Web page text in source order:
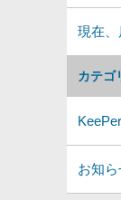
カテゴ
お知
現在、